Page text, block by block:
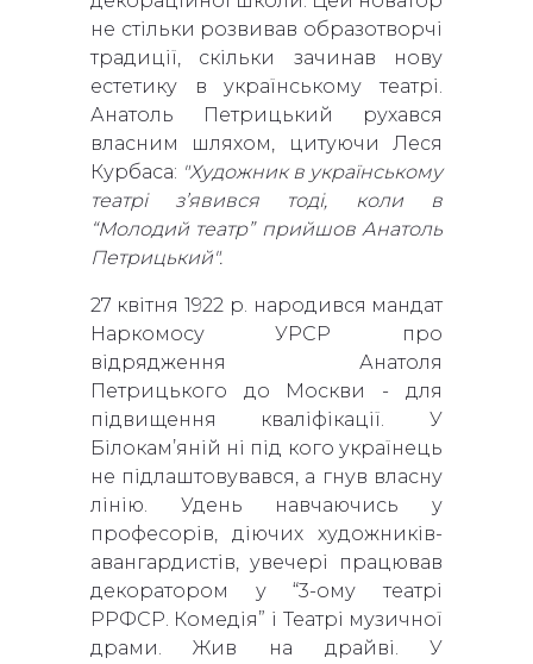
не стільки розвивав образотворчі
традиції, скільки зачинав нову
естетику в українському театрі.
Анатоль Петрицький рухався
власним шляхом, цитуючи Леся
Курбаса: "Художник в українському
театрі з’явився тоді, коли в
“Молодий театр” прийшов Анатоль
Петрицький".
27 квітня 1922 р. народився мандат
Наркомосу УРСР про
відрядження Анатоля
Петрицького до Москви - для
підвищення кваліфікації. У
Білокам’яній ні під кого українець
не підлаштовувався, а гнув власну
лінію. Удень навчаючись у
професорів, діючих художників-
авангардистів, увечері працював
декоратором у “3-ому театрі
РРФСР. Комедія” і Театрі музичної
драми. Жив на драйві. У